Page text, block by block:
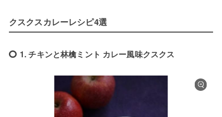
クスクスカレーレシピ4選
1. チキンと林檎ミント カレー風味クスクス